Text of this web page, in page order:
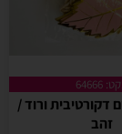
64666
דקורטיבית ורוד /
זהב